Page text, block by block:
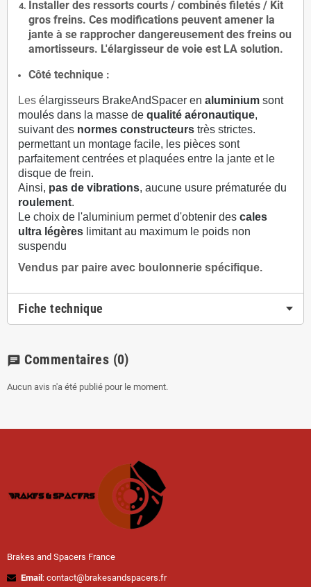
Installer des ressorts courts / combinés filetés / Kit
gros freins. Ces modifications peuvent amener la
jante à se rapprocher dangereusement des freins ou
amortisseurs. L'élargisseur de voie est LA solution.
Côté technique :
Les élargisseurs BrakeAndSpacer en aluminium sont
moulés dans la masse de qualité aéronautique,
suivant des normes constructeurs très strictes.
permettant un montage facile, les pièces sont
parfaitement centrées et plaquées entre la jante et le
disque de frein.
Ainsi, pas de vibrations, aucune usure prématurée du
roulement.
Le choix de l'aluminium permet d'obtenir des cales
ultra légères limitant au maximum le poids non
suspendu
Vendus par paire avec boulonnerie spécifique.
Fiche technique
chat Commentaires (0)
Aucun avis n'a été publié pour le moment.
Brakes and Spacers France
Email : contact@brakesandspacers.fr